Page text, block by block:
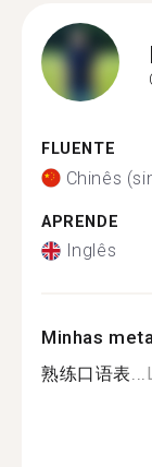
FLUENTE
Chinês
APRENDE
Inglês
Minhas
熟练口语表...